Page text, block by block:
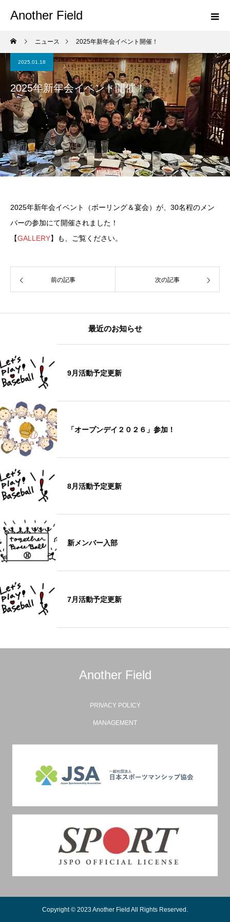
Another Field
ニュース 2025年新年会イベント開催！
2025.01.18
2025年新年会イベント開催！
2025年新年会イベント（ボーリング＆宴会）が、30名程のメン
バーの参加にて開催されました！
【GALLERY】も、ご覧ください。
前の記事 次の記事
最近のお知らせ
9月活動予定更新
「オープンデイ２０２６」参加！
8月活動予定更新
新メンバー入部
7月活動予定更新
Another Field
PRIVACY POLICY
MANAGEMENT
Copyright © 2023 Another Field All Rights Reserved.